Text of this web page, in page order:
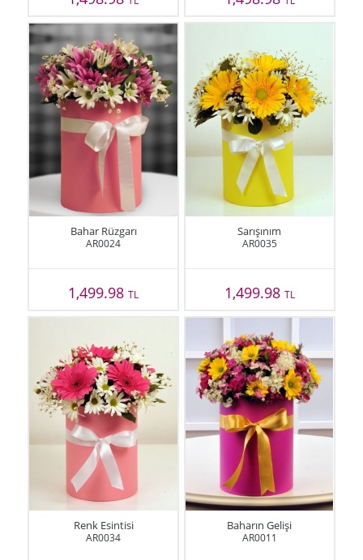
Bahar Rüzgarı
AR0024
1,499.98TL
Sarışınım
AR0035
1,499.98 TL
Renk Esintisi
AR0034
Baharın Gelişi
AR0011